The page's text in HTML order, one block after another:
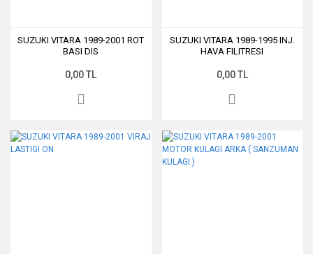
SUZUKI VITARA 1989-2001 ROT
BASI DIS
0,00 TL
SUZUKI VITARA 1989-1995 INJ.
HAVA FILITRESI
0,00 TL